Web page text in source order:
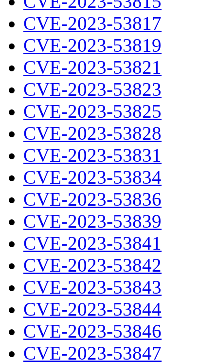
CVE-2023-53817
CVE-2023-53819
CVE-2023-53821
CVE-2023-53823
CVE-2023-53825
CVE-2023-53828
CVE-2023-53831
CVE-2023-53834
CVE-2023-53836
CVE-2023-53839
CVE-2023-53841
CVE-2023-53842
CVE-2023-53843
CVE-2023-53844
CVE-2023-53846
CVE-2023-53847